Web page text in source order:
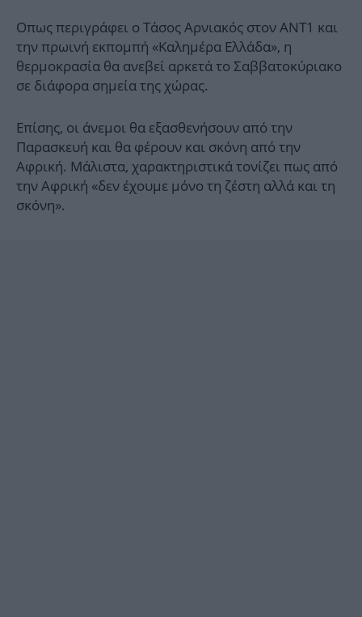
Οπως περιγράφει ο Τάσος Αρνιακός στον ΑΝΤ1 και
την πρωινή εκπομπή «Καλημέρα Ελλάδα», η
θερμοκρασία θα ανεβεί αρκετά το Σαββατοκύριακο
σε διάφορα σημεία της χώρας.
Επίσης, οι άνεμοι θα εξασθενήσουν από την
Παρασκευή και θα φέρουν και σκόνη από την
Αφρική. Μάλιστα, χαρακτηριστικά τονίζει πως από
την Αφρική «δεν έχουμε μόνο τη ζέστη αλλά και τη
σκόνη».